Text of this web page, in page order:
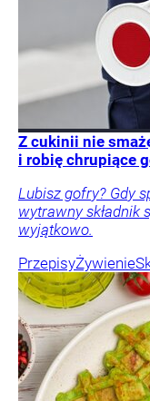
Z cukinii nie
i robię chrupiące
Lubisz gofry? Gdy
wytrawny składnik
wyjątkowo.
PrzepisyŻywienie